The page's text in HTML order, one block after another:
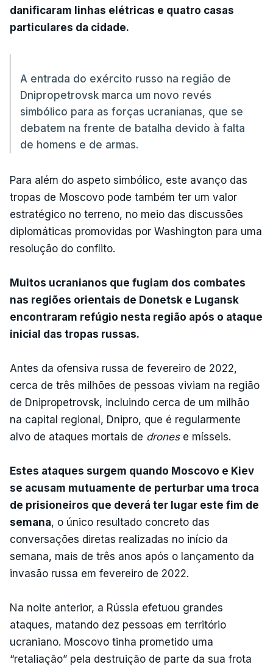
danificaram linhas elétricas e quatro casas
particulares da cidade.
A entrada do exército russo na região de
Dnipropetrovsk marca um novo revés
simbólico para as forças ucranianas, que se
debatem na frente de batalha devido à falta
de homens e de armas.
Para além do aspeto simbólico, este avanço das
tropas de Moscovo pode também ter um valor
estratégico no terreno, no meio das discussões
diplomáticas promovidas por Washington para uma
resolução do conflito.
Muitos ucranianos que fugiam dos combates
nas regiões orientais de Donetsk e Lugansk
encontraram refúgio nesta região após o ataque
inicial das tropas russas.
Antes da ofensiva russa de fevereiro de 2022,
cerca de três milhões de pessoas viviam na região
de Dnipropetrovsk, incluindo cerca de um milhão
na capital regional, Dnipro, que é regularmente
alvo de ataques mortais de dronese mísseis.
Estes ataques surgem quando Moscovo e Kiev
se acusam mutuamente de perturbar uma troca
de prisioneiros que deverá ter lugar este fim de
semana, o único resultado concreto das
conversações diretas realizadas no início da
semana, mais de três anos após o lançamento da
invasão russa em fevereiro de 2022.
Na noite anterior, a Rússia efetuou grandes
ataques, matando dez pessoas em território
ucraniano. Moscovo tinha prometido uma
“retaliação” pela destruição de parte da sua frota